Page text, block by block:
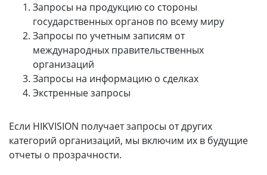
Запросы на продукцию со стороны
государственных органов по всему миру
Запросы по учетным записям от
международных правительственных
организаций
Запросы на информацию о сделках
Экстренные запросы
Если HIKVISION получает запросы от других
категорий организаций, мы включим их в будущие
отчеты о прозрачности.